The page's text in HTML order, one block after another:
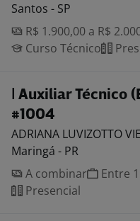
Santos - SP
R$ 1.900,00 a R$
Curso Técnico
| Auxiliar Técnico
#1004
ADRIANA LUVIZOTTO
Maringá - PR
A combinar
Entre
Presencial